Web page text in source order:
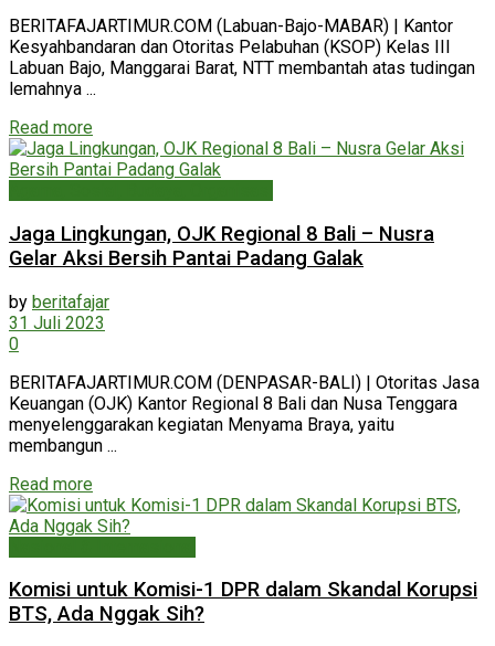
BERITAFAJARTIMUR.COM (Labuan-Bajo-MABAR) | Kantor
Kesyahbandaran dan Otoritas Pelabuhan (KSOP) Kelas III
Labuan Bajo, Manggarai Barat, NTT membantah atas tudingan
lemahnya ...
Read more
Jaga Lingkungan, OJK Regional 8 Bali – Nusra
Gelar Aksi Bersih Pantai Padang Galak
by beritafajar
31 Juli 2023
0
BERITAFAJARTIMUR.COM (DENPASAR-BALI) | Otoritas Jasa
Keuangan (OJK) Kantor Regional 8 Bali dan Nusa Tenggara
menyelenggarakan kegiatan Menyama Braya, yaitu
membangun ...
Read more
Komisi untuk Komisi-1 DPR dalam Skandal Korupsi
BTS, Ada Nggak Sih?